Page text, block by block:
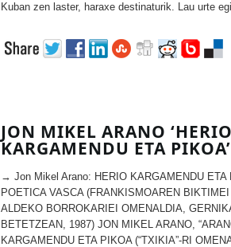
Kuban zen laster, haraxe destinaturik. Lau urte
JON MIKEL ARANO ‘HERIO
KARGAMENDU ETA PIKOA’
→ Jon Mikel Arano: HERIO KARGAMENDU ETA
POETICA VASCA (FRANKISMOAREN
ALDEKO BORROKARIEI OMENALDIA,
BETETZEAN, 1987) JON MIKEL ARANO,
KARGAMENDU ETA PIKOA (“TXIKIA”-RI